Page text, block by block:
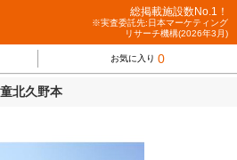
総掲載施設数No.1！
※実査委託先:日本マーケティング
リサーチ機構(2026年3月)
お気に入り 0
北久野本